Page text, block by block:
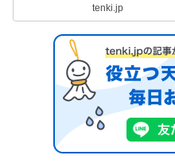
tenki.jp